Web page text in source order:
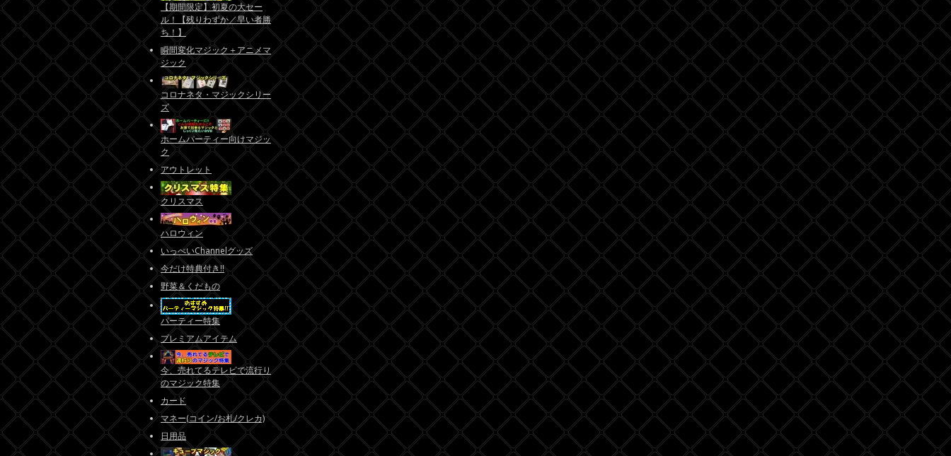
【期間限定】初夏の大セー
ル！【残りわずか／早い者勝
ち！】
瞬間変化マジック＋アニメマ
ジック
コロナネタ・マジックシリー
ズ
ホームパーティー向けマジッ
ク
アウトレット
クリスマス
ハロウィン
いっぺいChannelグッズ
今だけ特典付き!!
野菜＆くだもの
パーティー特集
プレミアムアイテム
今、売れてるテレビで流行り
のマジック特集
カード
マネー(コイン/お札/クレカ)
日用品